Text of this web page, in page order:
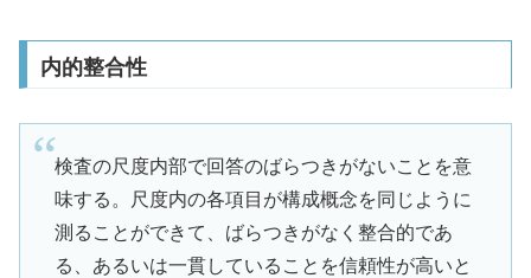
内的整合性
検査の尺度内部で回答のばらつきがないことを意
味する。尺度内の各項目が構成概念を同じように
測ることができて、ばらつきがなく整合的であ
る、あるいは一貫していることを信頼性が高いと